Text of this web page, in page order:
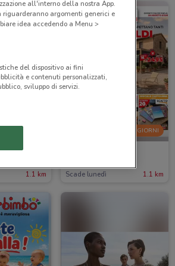
1.1 km
-2 GIORNI
Scade lunedì 1.1 km
all'interno della nostra App.
argomenti generici e
idea accedendo a Menu >
del dispositivo ai fini
e contenuti personalizzati,
sviluppo di servizi.